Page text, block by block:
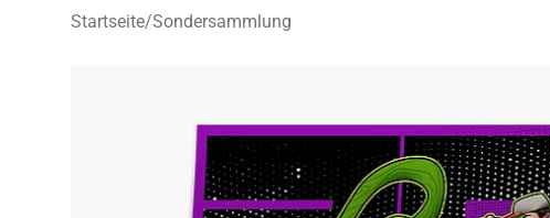
Startseite/Sondersammlung